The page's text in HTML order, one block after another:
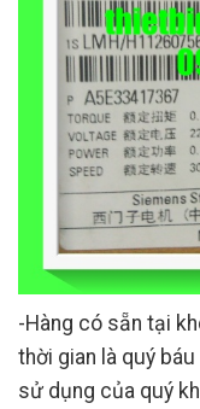
-Hàng có sẵn tại
thời gian là quý
sử dụng của quý